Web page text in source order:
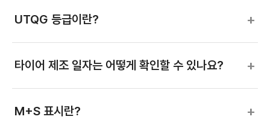
UTQG 등급이란? +
타이어 제조 일자는 어떻게 확인할 수 있나요? +
M+S 표시란? +